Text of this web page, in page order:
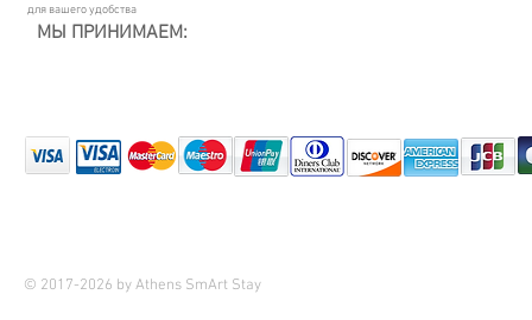
для вашего удобства
МЫ ПРИНИМАЕМ:
© 2017-2026 by Athens SmArt Stay